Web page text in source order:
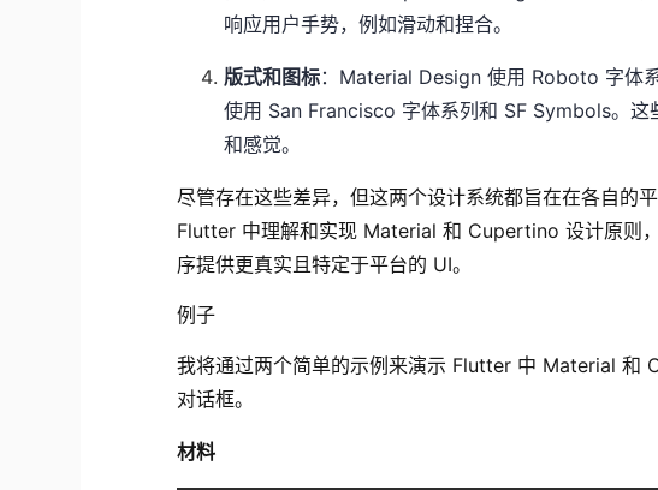
响应用户手势，例如滑动和捏合。
版式和图标：Material Design 使用 Roboto 字体
使用 San Francisco 字体系列和 SF Symbols。
和感觉。
尽管存在这些差异，但这两个设计系统都旨在在各自的
Flutter 中理解和实现 Material 和 Cupertino 设计原则
序提供更真实且特定于平台的 UI。
例子
我将通过两个简单的示例来演示 Flutter 中 Material 和
对话框。
材料